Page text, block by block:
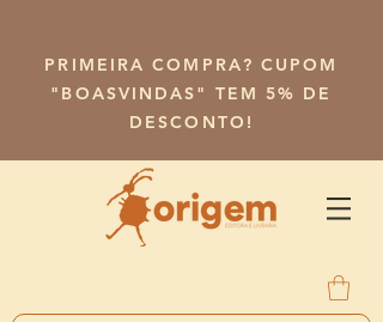
PRIMEIRA COMPRA? CUPOM
"BOASVINDAS" TEM 5% DE
DESCONTO!